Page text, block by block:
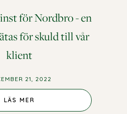
för Nordbro - en
för skuld till vår
klient
21, 2022
LÄS MER